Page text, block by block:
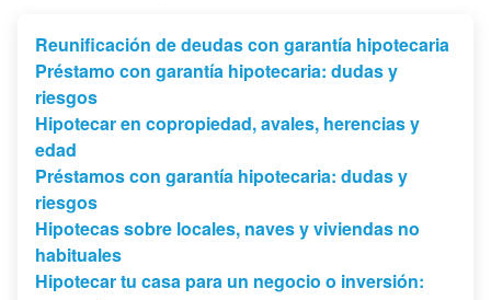
Reunificación de deudas con garantía hipotecaria
Préstamo con garantía hipotecaria: dudas y
riesgos
Hipotecar en copropiedad, avales, herencias y
edad
Préstamos con garantía hipotecaria: dudas y
riesgos
Hipotecas sobre locales, naves y viviendas no
habituales
Hipotecar tu casa para un negocio o inversión: